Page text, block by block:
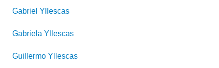
Gabriel Yllescas
Gabriela Yllescas
Guillermo Yllescas